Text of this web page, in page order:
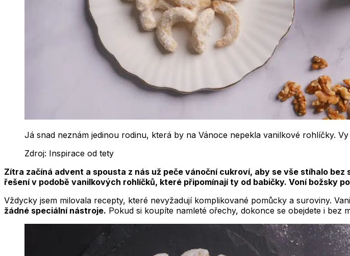
Já snad neznám jedinou rodinu, která by na Vánoce nepekla vanilkové rohlíčky. Vy
Zdroj: Inspirace od tety
Zítra začíná advent a spousta z nás už peče vánoční cukroví, aby se vše stíhalo
řešení v podobě vanilkových rohlíčků, které připomínají ty od babičky. Voní božsky
Vždycky jsem milovala recepty, které nevyžadují komplikované pomůcky a suroviny.
žádné speciální nástroje. Pokud si koupíte namleté ořechy, dokonce se obejdete i